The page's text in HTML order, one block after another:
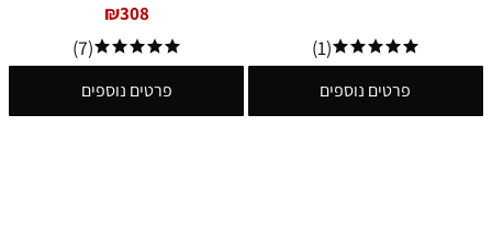
(1)
פרטים נוספים
₪308
(7)
פרטים נוספים